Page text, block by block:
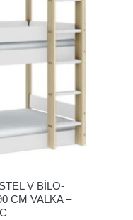
V BÍLO-
CM VALKA –